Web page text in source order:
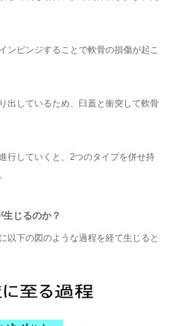
ンピンジすることで軟骨の損傷が起こ
出しているため、臼蓋と衝突して軟骨
行していくと、2つのタイプを併せ持
じるのか？
以下の図のような過程を経て生じると